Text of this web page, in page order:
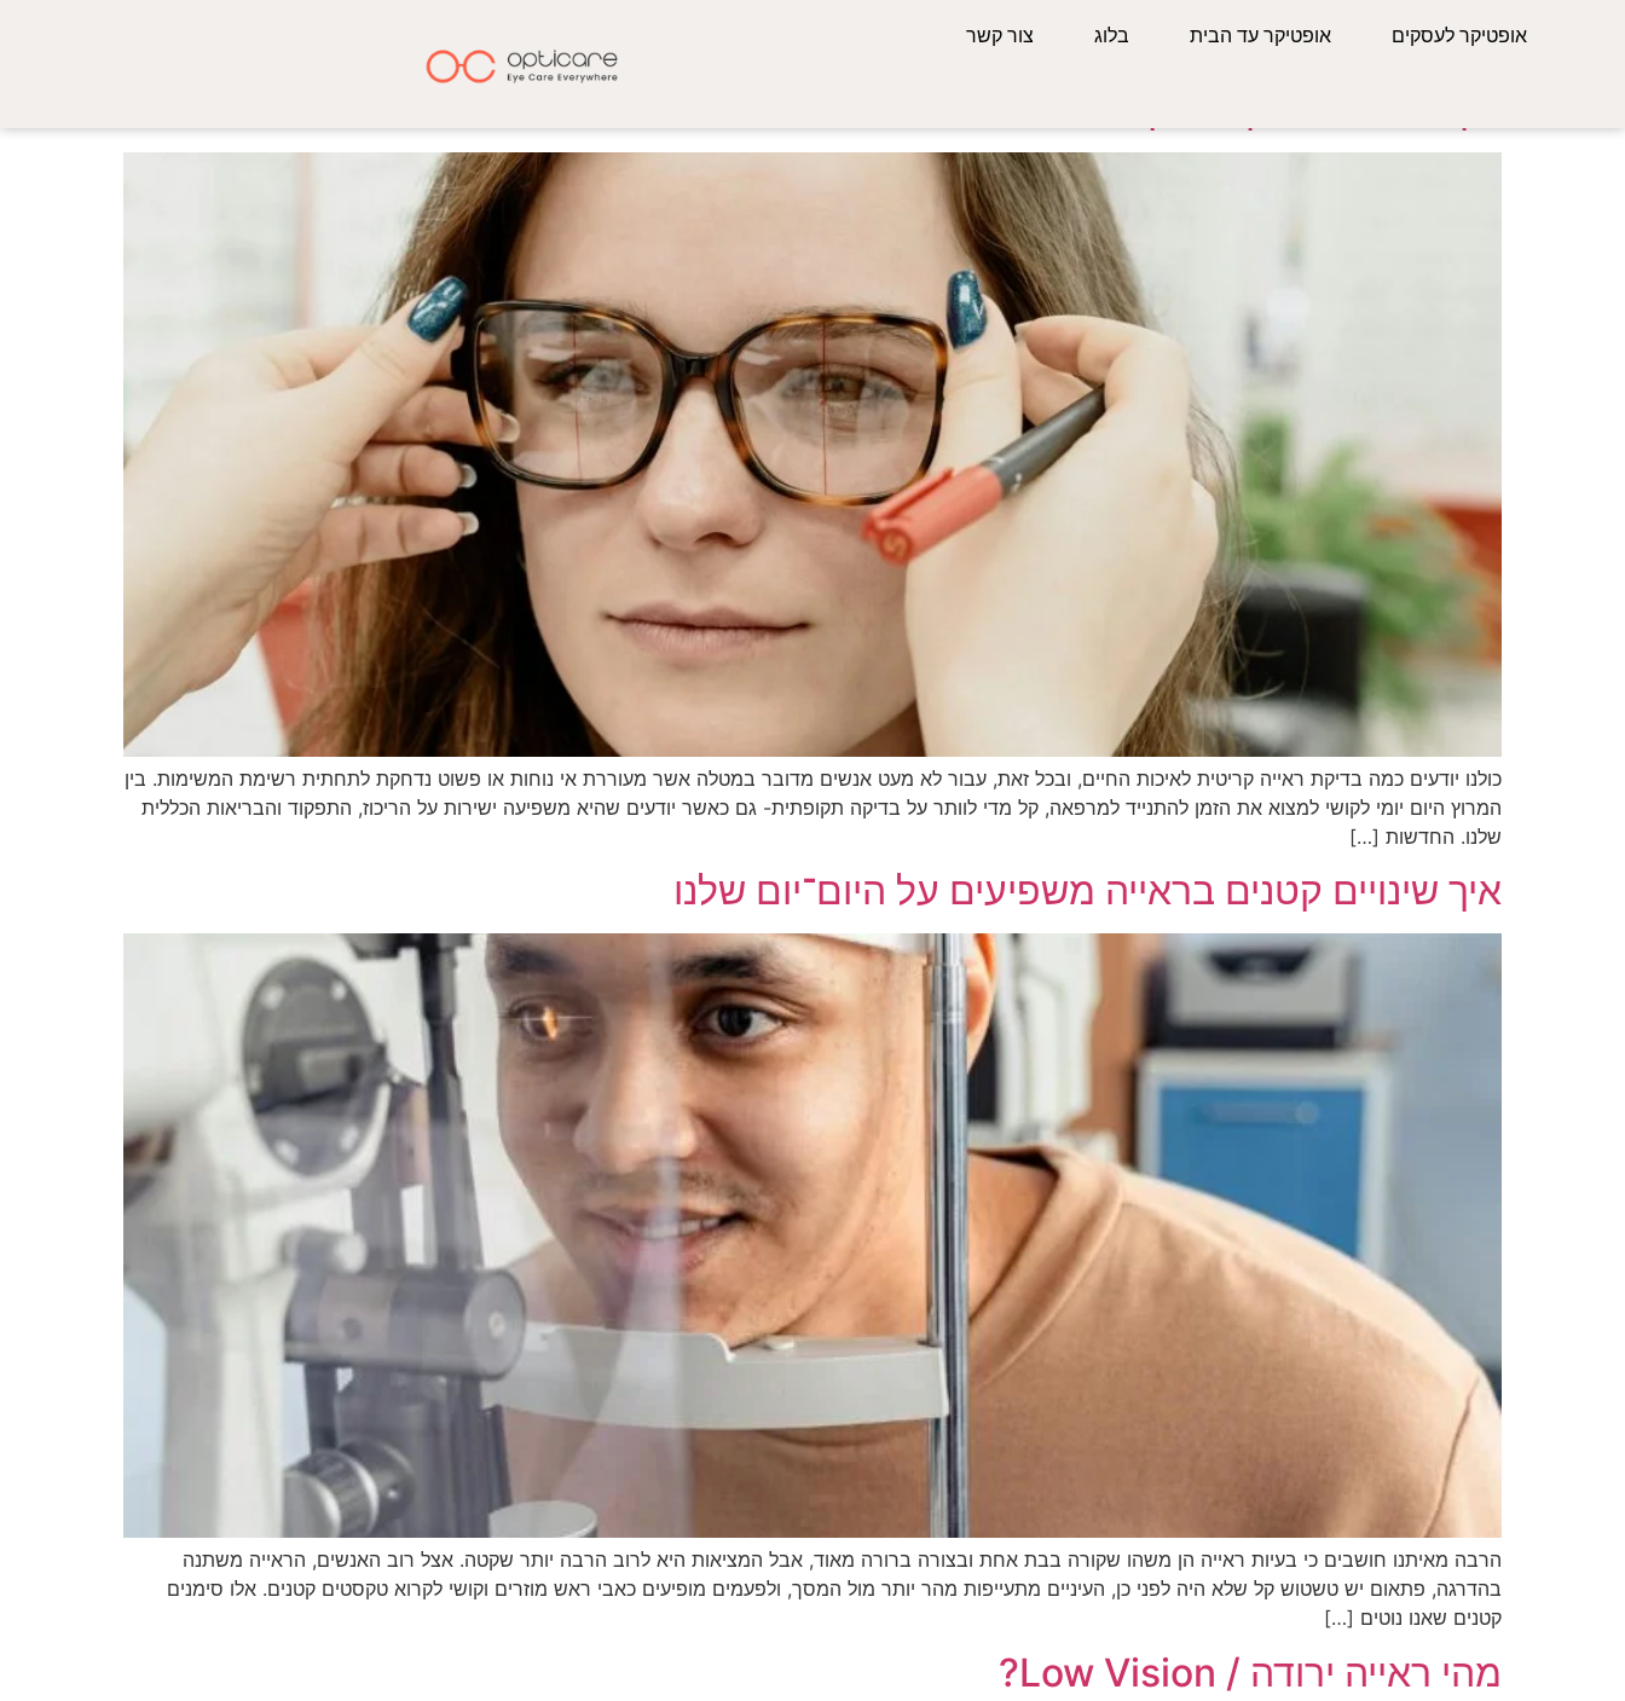
אופטיקר לעסקים אופטיקר עד הבית בלוג צור קשר תגית: בדיקת ראייה
כולנו יודעים כמה בדיקת ראייה קריטית לאיכות החיים, ובכל זאת, עבור לא מעט אנשים מדובר במטלה אשר מעוררת אי נוחות או פשוט נדחקת לתחתית רשימת המשימות. בין
המרוץ היום יומי לקושי למצוא את הזמן להתנייד למרפאה, קל מדי לוותר על בדיקה תקופתית- גם כאשר יודעים שהיא משפיעה ישירות על הריכוז, התפקוד והבריאות הכללית
שלנו. החדשות […]
איך שינויים קטנים בראייה משפיעים על היום־יום שלנו
הרבה מאיתנו חושבים כי בעיות ראייה הן משהו שקורה בבת אחת ובצורה ברורה מאוד, אבל המציאות היא לרוב הרבה יותר שקטה. אצל רוב האנשים, הראייה משתנה
בהדרגה, פתאום יש טשטוש קל שלא היה לפני כן, העיניים מתעייפות מהר יותר מול המסך, ולפעמים מופיעים כאבי ראש מוזרים וקושי לקרוא טקסטים קטנים. אלו סימנים
קטנים שאנו נוטים […]
מהי ראייה ירודה / Low Vision?